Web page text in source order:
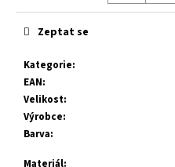
Kategorie:
EAN:
Velikost:
Výrobce:
Barva:
Materiál:
Zeptat se
FLOW
GTX
47883200
290
Kč